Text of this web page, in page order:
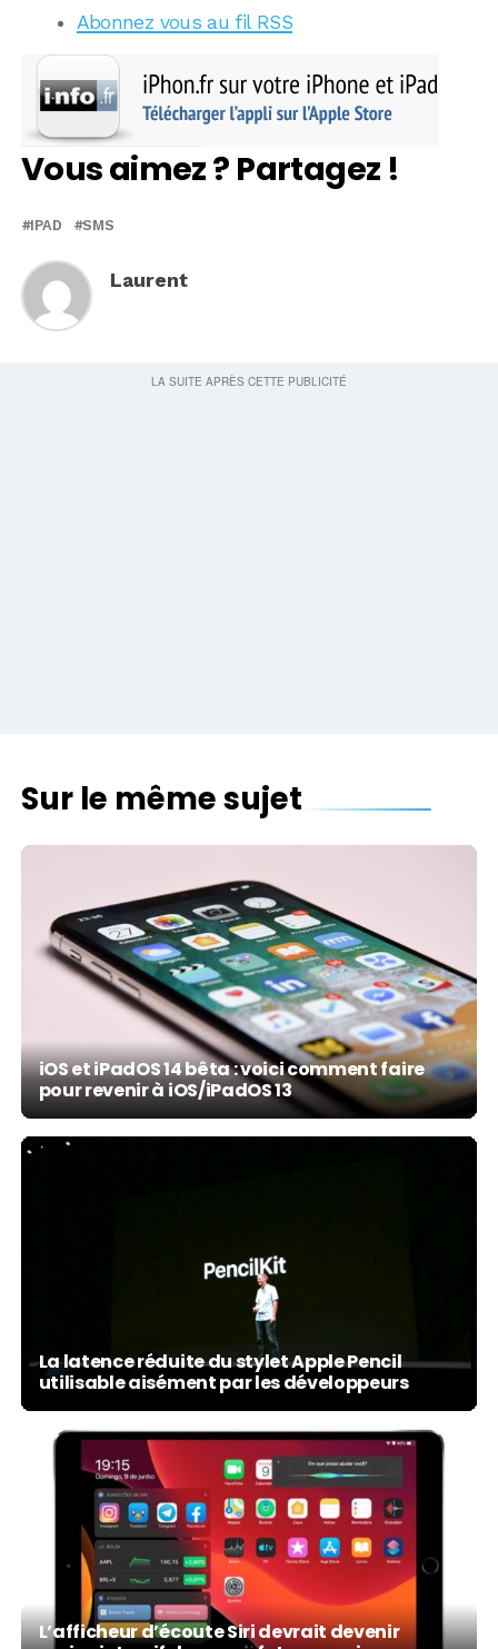
Abonnez vous au fil RSS
Vous aimez ? Partagez !
IPAD SMS
Laurent
Sur le même sujet
iOS et iPadOS 14 bêta : voici comment faire
pour revenir à iOS/iPadOS 13
La latence réduite du stylet Apple Pencil
utilisable aisément par les développeurs
L’afficheur d’écoute Siri devrait devenir